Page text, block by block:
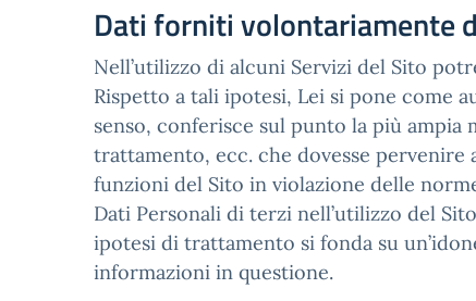
Dati forniti volontariamente
Nell’utilizzo di alcuni Servizi del Sito
Rispetto a tali ipotesi, Lei si pone come
senso, conferisce sul punto la più
trattamento, ecc. che dovesse
funzioni del Sito in violazione delle
Dati Personali di terzi nell’utilizzo del
ipotesi di trattamento si fonda su
informazioni in questione.